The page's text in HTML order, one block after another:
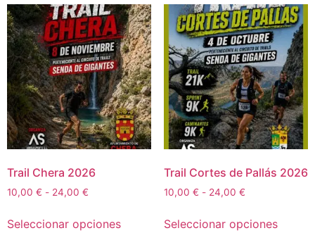
Trail Chera 2026
10,00 € - 24,00 €
Seleccionar opciones
Trail Cortes de Pallás 2026
10,00 € - 24,00 €
Seleccionar opciones